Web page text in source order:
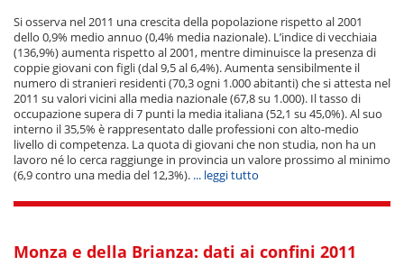
Si osserva nel 2011 una crescita della popolazione rispetto al 2001
dello 0,9% medio annuo (0,4% media nazionale). L’indice di vecchiaia
(136,9%) aumenta rispetto al 2001, mentre diminuisce la presenza di
coppie giovani con figli (dal 9,5 al 6,4%). Aumenta sensibilmente il
numero di stranieri residenti (70,3 ogni 1.000 abitanti) che si attesta nel
2011 su valori vicini alla media nazionale (67,8 su 1.000). Il tasso di
occupazione supera di 7 punti la media italiana (52,1 su 45,0%). Al suo
interno il 35,5% è rappresentato dalle professioni con alto-medio
livello di competenza. La quota di giovani che non studia, non ha un
lavoro né lo cerca raggiunge in provincia un valore prossimo al minimo
(6,9 contro una media del 12,3%). ... leggi tutto
Monza e della Brianza: dati ai confini 2011